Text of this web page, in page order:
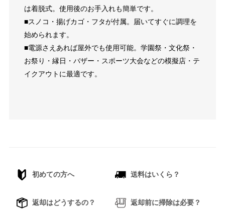
は着脱式。使用後のお手入れも簡単です。
■スノコ・揚げカゴ・フタが付属。届いてすぐに調理を
始められます。
■電源さえあれば屋外でも使用可能。学園祭・文化祭・
お祭り・縁日・バザー・スポーツ大会などの模擬店・テ
イクアウトに最適です。
初めての方へ 送料はいくら？
返却はどうするの？ 返却前に掃除は必要？